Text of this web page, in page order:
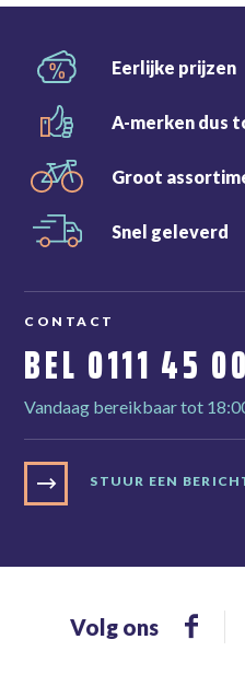
Eerlijke prijzen
A-merken dus
Groot
Snel geleverd
CONTACT
BEL 0111 45
Vandaag bereikbaar tot
STUUR EEN
Volg ons